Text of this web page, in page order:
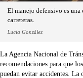
El manejo defensivo es una
carreteras.
Lucia González
La Agencia Nacional de
recomendaciones para que
puedan evitar accidentes. La